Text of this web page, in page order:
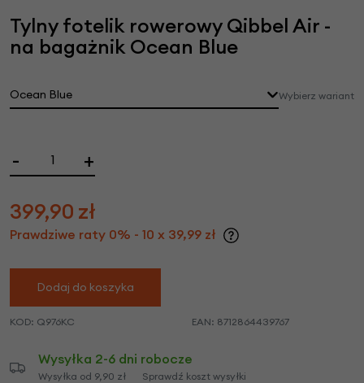
Tylny fotelik rowerowy Qibbel Air -
na bagażnik Ocean Blue
Ocean Blue Wybierz wariant
- +
399,90 zł
Prawdziwe raty 0% - 10 x 39,99 zł
Dodaj do koszyka
KOD: Q976KC EAN: 8712864439767
Wysyłka 2-6 dni robocze
Wysyłka od 9,90 zł Sprawdź koszt wysyłki